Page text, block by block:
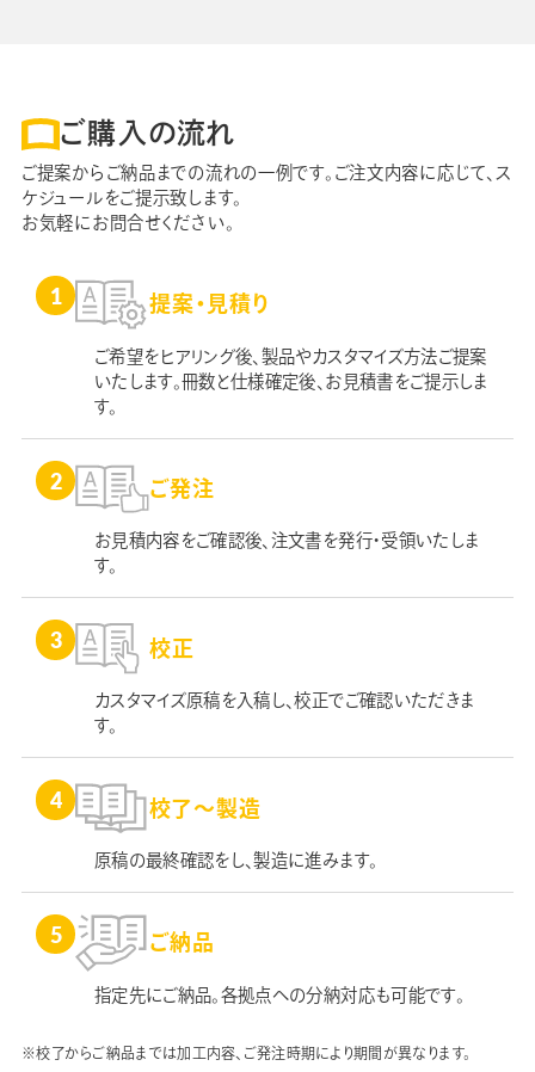
ご購入の流れ
ご提案からご納品までの流れの一例です。ご注文内容に応じて、ス
ケジュールをご提示致します。
お気軽にお問合せください。
提案・見積り
ご希望をヒアリング後、製品やカスタマイズ方法ご提案
いたします。冊数と仕様確定後、お見積書をご提示しま
す。
ご発注
お見積内容をご確認後、注文書を発行・受領いたしま
す。
校正
カスタマイズ原稿を入稿し、校正でご確認いただきま
す。
校了～製造
原稿の最終確認をし、製造に進みます。
ご納品
指定先にご納品。各拠点への分納対応も可能です。
※校了からご納品までは加工内容、ご発注時期により期間が異なります。